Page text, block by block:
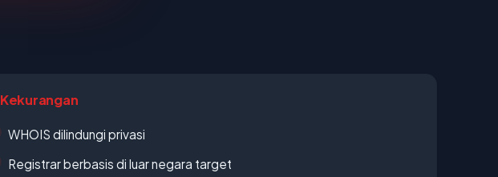
Kekurangan
WHOIS dilindungi privasi
Registrar berbasis di luar negara target